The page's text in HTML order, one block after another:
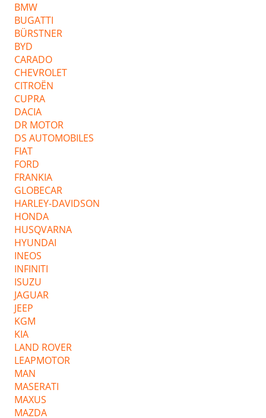
BMW
BUGATTI
BÜRSTNER
BYD
CARADO
CHEVROLET
CITROËN
CUPRA
DACIA
DR MOTOR
DS AUTOMOBILES
FIAT
FORD
FRANKIA
GLOBECAR
HARLEY-DAVIDSON
HONDA
HUSQVARNA
HYUNDAI
INEOS
INFINITI
ISUZU
JAGUAR
JEEP
KGM
KIA
LAND ROVER
LEAPMOTOR
MAN
MASERATI
MAXUS
MAZDA